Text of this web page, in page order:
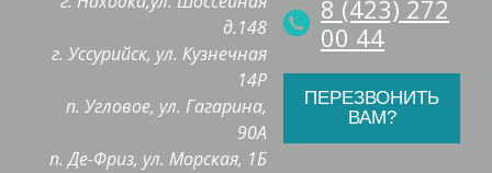
д.148
г. Уссурийск, ул. Кузнечная
14Р
п. Угловое, ул. Гагарина,
90А
п. Де-Фриз, ул. Морская, 1Б
8 (423) 272
00 44
ПЕРЕЗВОНИТЬ
ВАМ?